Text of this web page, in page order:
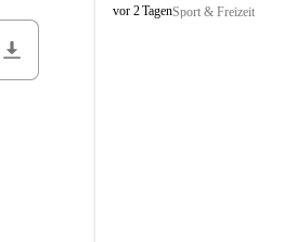
S
vor 2 TagenSport & Freizeit